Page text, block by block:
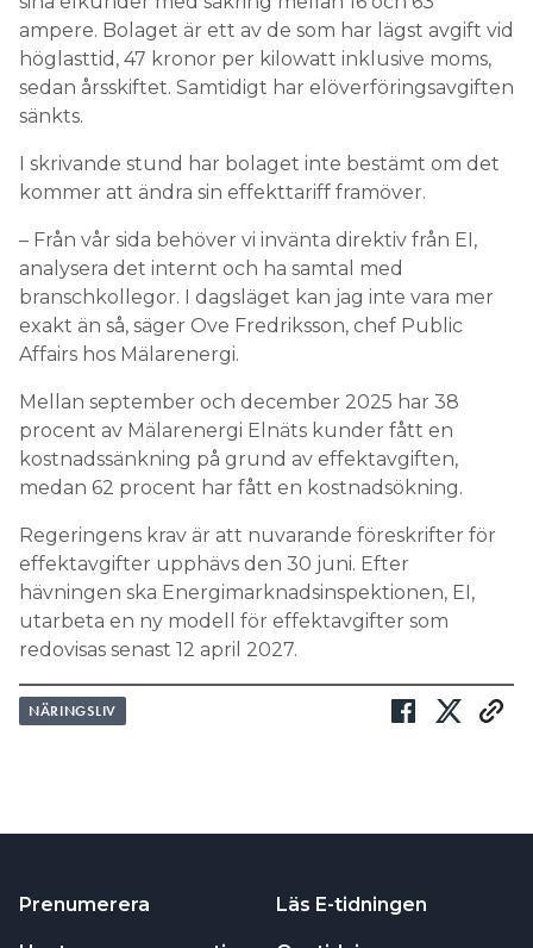
ampere. Bolaget är ett av de som har lägst avgift vid
höglasttid, 47 kronor per kilowatt inklusive moms,
sedan årsskiftet. Samtidigt har elöverföringsavgiften
sänkts.
I skrivande stund har bolaget inte bestämt om det
kommer att ändra sin effekttariff framöver.
– Från vår sida behöver vi invänta direktiv från EI,
analysera det internt och ha samtal med
branschkollegor. I dagsläget kan jag inte vara mer
exakt än så, säger Ove Fredriksson, chef Public
Affairs hos Mälarenergi.
Mellan september och december 2025 har 38
procent av Mälarenergi Elnäts kunder fått en
kostnadssänkning på grund av effektavgiften,
medan 62 procent har fått en kostnadsökning.
Regeringens krav är att nuvarande föreskrifter för
effektavgifter upphävs den 30 juni. Efter
hävningen ska Energimarknadsinspektionen, EI,
utarbeta en ny modell för effektavgifter som
redovisas senast 12 april 2027.
NÄRINGSLIV
Prenumerera Läs E-tidningen